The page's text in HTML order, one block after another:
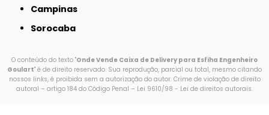
Campinas
Sorocaba
O conteúdo do texto "Onde Vende Caixa de Delivery para Esfiha Engenheiro
Goulart" é de direito reservado. Sua reprodução, parcial ou total, mesmo citando
nossos links, é proibida sem a autorização do autor. Crime de violação de direito
autoral – artigo 184 do Código Penal – Lei 9610/98 - Lei de direitos autorais.